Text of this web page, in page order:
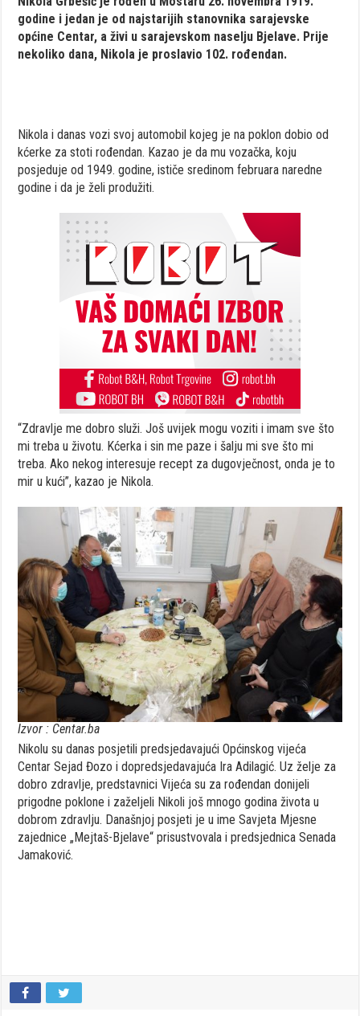
godine i jedan je od najstarijih stanovnika sarajevske
općine Centar, a živi u sarajevskom naselju Bjelave. Prije
nekoliko dana, Nikola je proslavio 102. rođendan.
Nikola i danas vozi svoj automobil kojeg je na poklon dobio od
kćerke za stoti rođendan. Kazao je da mu vozačka, koju
posjeduje od 1949. godine, ističe sredinom februara naredne
godine i da je želi produžiti.
“Zdravlje me dobro služi. Još uvijek mogu voziti i imam sve što
mi treba u životu. Kćerka i sin me paze i šalju mi sve što mi
treba. Ako nekog interesuje recept za dugovječnost, onda je to
mir u kući”, kazao je Nikola.
Izvor : Centar.ba
Nikolu su danas posjetili predsjedavajući Općinskog vijeća
Centar Sejad Đozo i dopredsjedavajuća Ira Adilagić. Uz želje za
dobro zdravlje, predstavnici Vijeća su za rođendan donijeli
prigodne poklone i zaželjeli Nikoli još mnogo godina života u
dobrom zdravlju. Današnjoj posjeti je u ime Savjeta Mjesne
zajednice „Mejtaš-Bjelave“ prisustvovala i predsjednica Senada
Jamaković.